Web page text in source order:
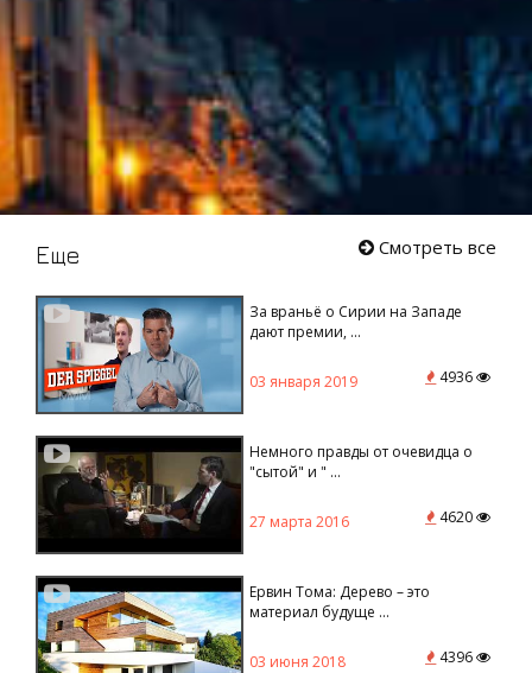
Еще Смотреть все
За враньё о Сирии на Западе
дают премии, ...
03 января 2019 4936
Немного правды от очевидца о
"сытой" и " ...
27 марта 2016 4620
Ервин Тома: Дерево – это
материал будуще ...
03 июня 2018 4396